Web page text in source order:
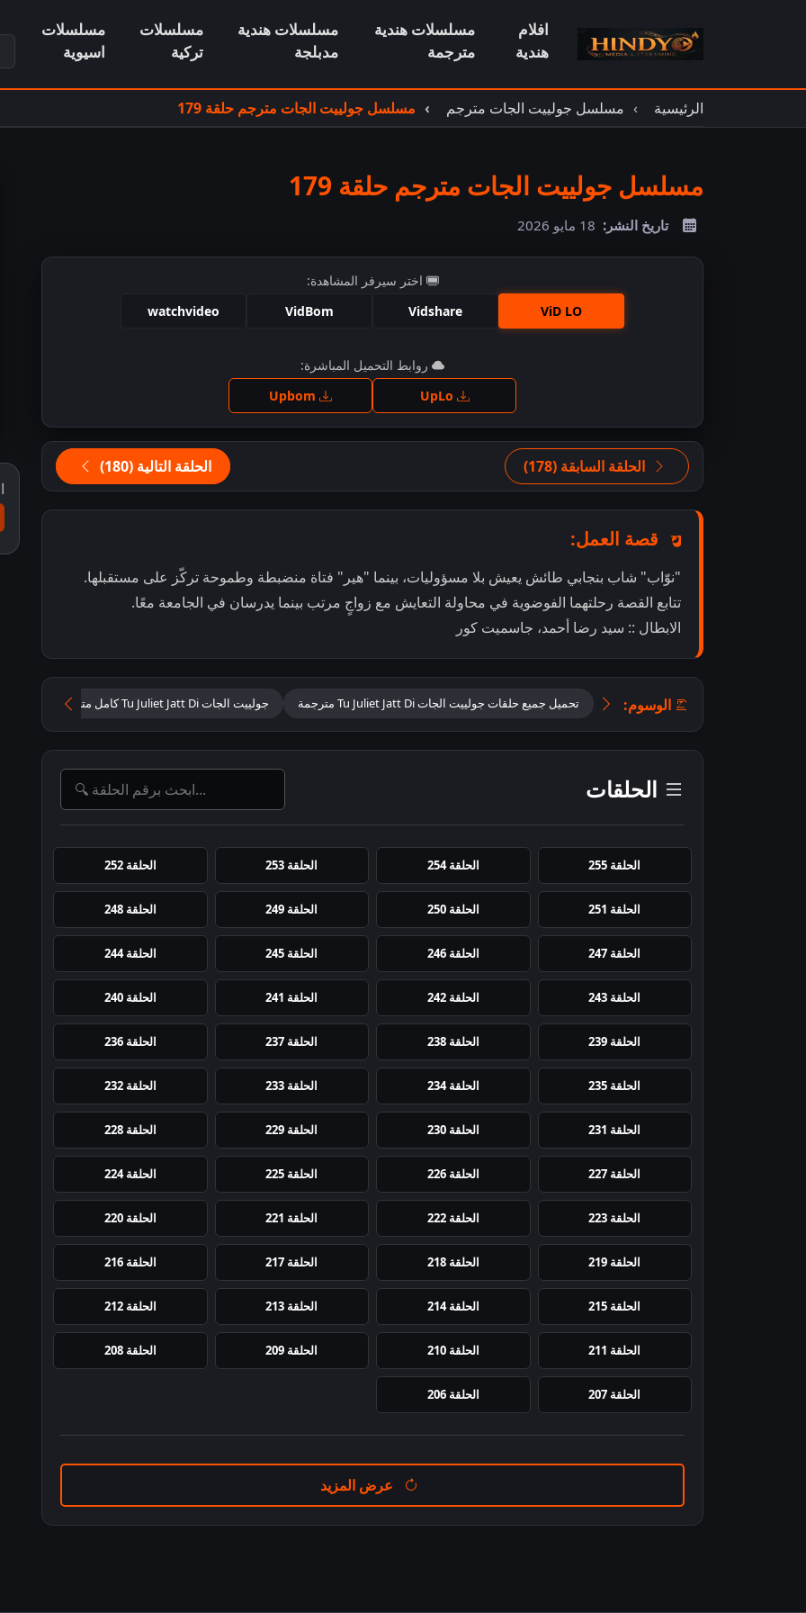
افلام
هندية
مسلسلات هندية
مترجمة
مسلسلات هندية
مدبلجة
مسلسلات
تركية
مسلسلات
اسيوية
الرئيسية مسلسل جولييت الجات مترجم مسلسل جولييت الجات مترجم حلقة 179
مسلسل جولييت الجات مترجم حلقة 179
تاريخ النشر: 18 مايو 2026
اختر سيرفر المشاهدة:
ViD LO
Vidshare
VidBom
watchvideo
اضغط للمشاهدة
روابط التحميل المباشرة:
الحلقة السابقة (178) الحلقة التالية (180)
قصة العمل:
"نوّاب" شاب بنجابي طائش يعيش بلا مسؤوليات، بينما "هير" فتاة منضبطة وطموحة تركّز على مستقبلها.
تتابع القصة رحلتهما الفوضوية في محاولة التعايش مع زواجٍ مرتب بينما يدرسان في الجامعة معًا.
الابطال :: سيد رضا أحمد، جاسميت كور
الوسوم: تحميل جميع حلقات جولييت الجات Tu Juliet Jatt Di مترجمة جولييت الجات Tu Juliet Jatt Di كامل مترجم
الحلقات
الحلقة 255 الحلقة 254 الحلقة 253 الحلقة 252
الحلقة 251 الحلقة 250 الحلقة 249 الحلقة 248
الحلقة 247 الحلقة 246 الحلقة 245 الحلقة 244
الحلقة 243 الحلقة 242 الحلقة 241 الحلقة 240
الحلقة 239 الحلقة 238 الحلقة 237 الحلقة 236
الحلقة 235 الحلقة 234 الحلقة 233 الحلقة 232
الحلقة 231 الحلقة 230 الحلقة 229 الحلقة 228
الحلقة 227 الحلقة 226 الحلقة 225 الحلقة 224
الحلقة 223 الحلقة 222 الحلقة 221 الحلقة 220
الحلقة 219 الحلقة 218 الحلقة 217 الحلقة 216
الحلقة 215 الحلقة 214 الحلقة 213 الحلقة 212
الحلقة 211 الحلقة 210 الحلقة 209 الحلقة 208
الحلقة 207 الحلقة 206
عرض المزيد